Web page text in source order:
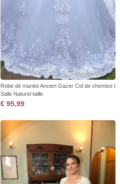
Robe de mariée Ancien Gazer Col de chemise t
Salle Naturel taille
€ 95,99